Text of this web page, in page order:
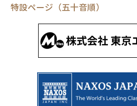
特設ページ（五十音順）